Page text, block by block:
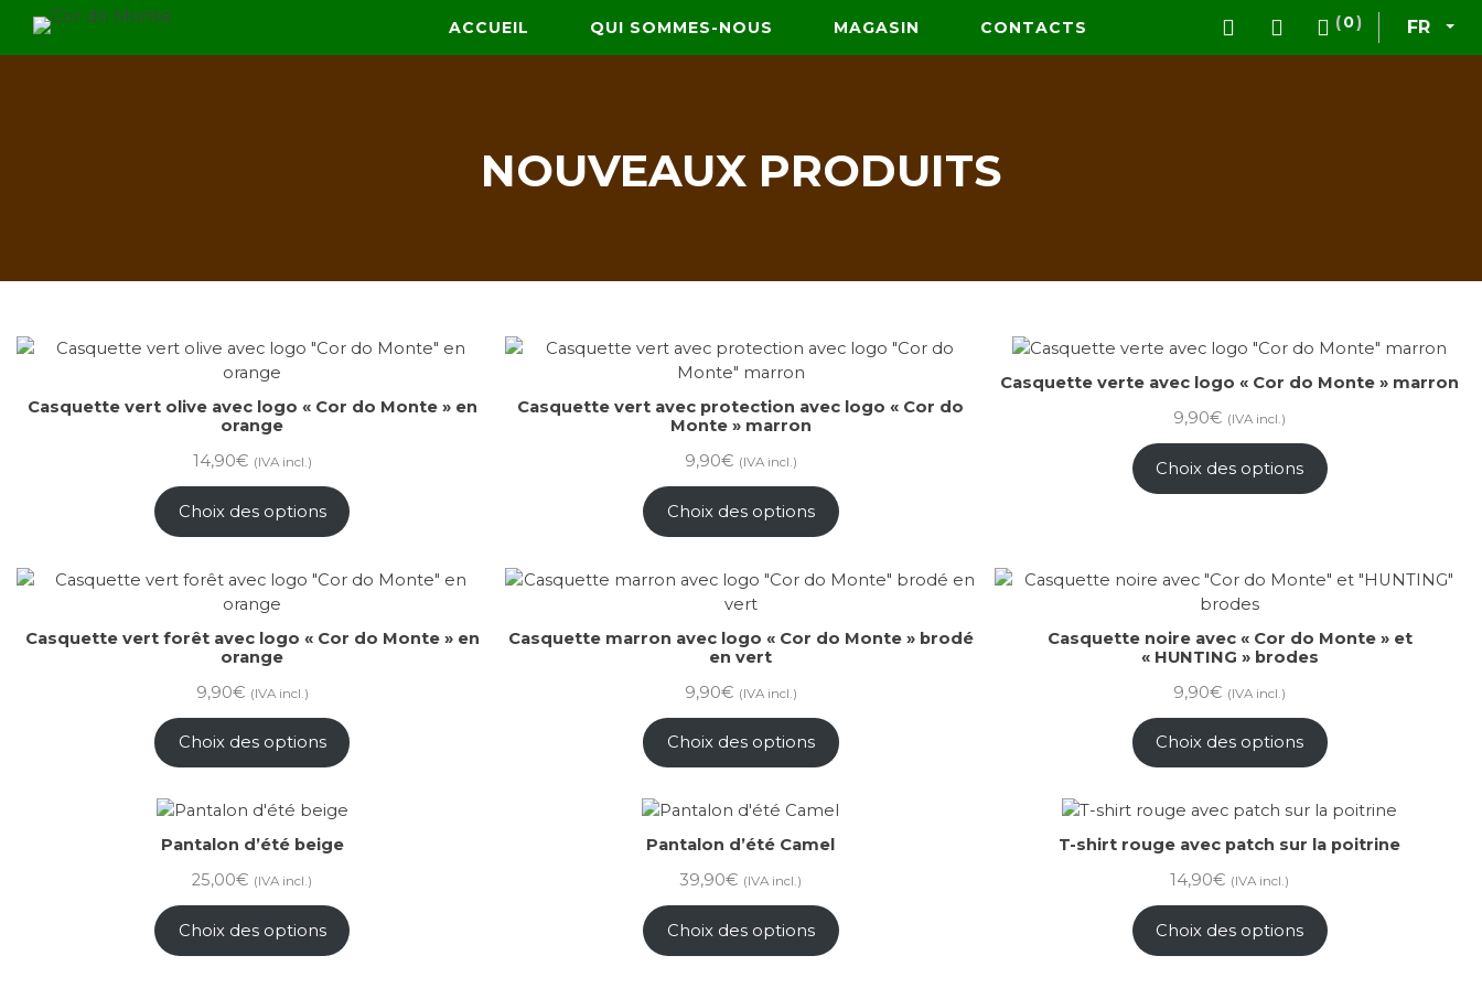
Skip
Cor do Monte
Vestuário de Caça ACCUEIL QUI SOMMES-NOUS MAGASIN CONTACTS 0 FR
NOUVEAUX PRODUITS
Casquette vert olive avec logo « Cor do Monte » en
orange
14,90€ (IVA incl.)
Choix des options
Casquette vert avec protection avec logo « Cor do
Monte » marron
9,90€ (IVA incl.)
Choix des options
Casquette verte avec logo « Cor do Monte » marron
9,90€ (IVA incl.)
Choix des options
Casquette vert forêt avec logo « Cor do Monte » en
orange
9,90€ (IVA incl.)
Choix des options
Casquette marron avec logo « Cor do Monte » brodé
en vert
9,90€ (IVA incl.)
Choix des options
Casquette noire avec « Cor do Monte » et
« HUNTING » brodes
9,90€ (IVA incl.)
Choix des options
Pantalon d’été beige
25,00€ (IVA incl.)
Choix des options
Pantalon d’été Camel
39,90€ (IVA incl.)
Choix des options
T-shirt rouge avec patch sur la poitrine
14,90€ (IVA incl.)
Choix des options